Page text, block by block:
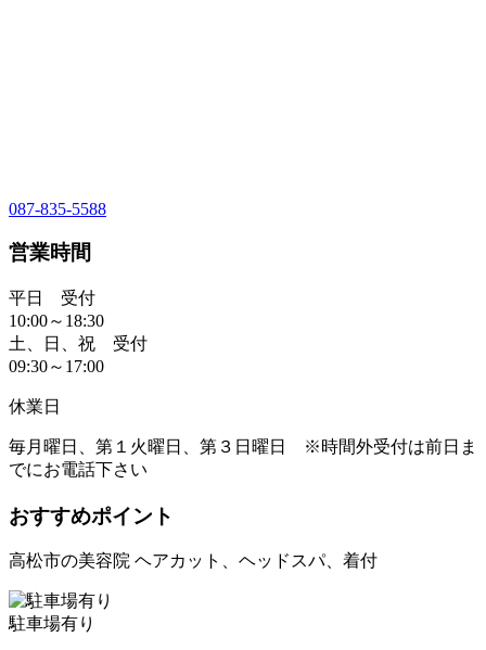
087-835-5588
営業時間
平日 受付
10:00～18:30
土、日、祝 受付
09:30～17:00
休業日
毎月曜日、第１火曜日、第３日曜日 ※時間外受付は前日ま
でにお電話下さい
おすすめポイント
高松市の美容院 ヘアカット、ヘッドスパ、着付
駐車場有り